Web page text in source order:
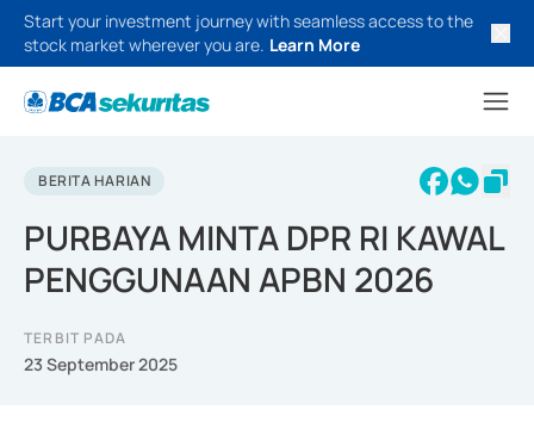
Start your investment journey with seamless access to the
stock market wherever you are. Learn More
BERITA HARIAN
PURBAYA MINTA DPR RI KAWAL
PENGGUNAAN APBN 2026
TERBIT PADA
23 September 2025